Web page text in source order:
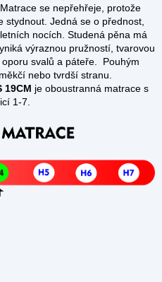
se nepřehřeje, protože
stydnout. Jedná se o přednost,
nocích. Studená pěna má
výraznou pružností, tvarovou
svalů a páteře. Pouhým
nebo tvrdší stranu.
19CM je oboustranná matrace s
1-7.